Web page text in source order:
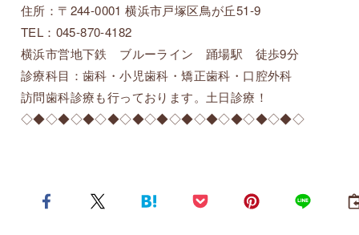
住所：〒244-0001 横浜市戸塚区鳥が丘51-9
TEL：045-870-4182
横浜市営地下鉄 ブルーライン 踊場駅 徒歩9分
診療科目：歯科・小児歯科・矯正歯科・口腔外科
訪問歯科診療も行っております。土日診療！
◇◆◇◆◇◆◇◆◇◆◇◆◇◆◇◆◇◆◇◆◇◆◇